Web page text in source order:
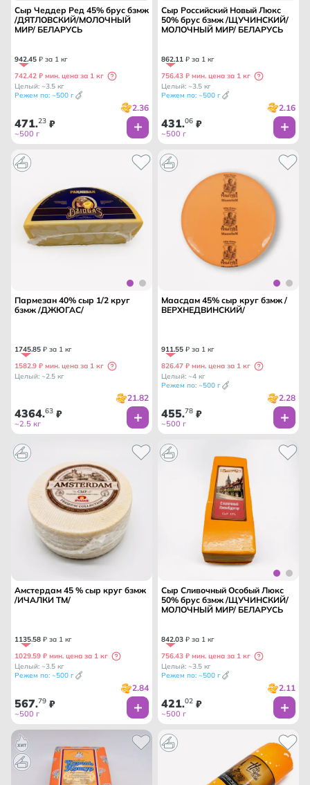
Сыр Чеддер Ред 45% брус бзмж
/ДЯТЛОВСКИЙ/МОЛОЧНЫЙ
МИР/ БЕЛАРУСЬ
942.45 ₽ за 1 кг
742.42 ₽ мин. цена за 1 кг
Целый: ~3.5 кг
Режем по: ~500 г
2.36
471.23 ₽
~500 г
Сыр Российский Новый Люкс
50% брус бзмж /ЩУЧИНСКИЙ/
МОЛОЧНЫЙ МИР/ БЕЛАРУСЬ
862.11 ₽ за 1 кг
756.43 ₽ мин. цена за 1 кг
Целый: ~3.5 кг
Режем по: ~500 г
2.16
431.06 ₽
~500 г
Пармезан 40% сыр 1/2 круг
бзмж /ДЖЮГАС/
1745.85 ₽ за 1 кг
1582.9 ₽ мин. цена за 1 кг
Целый: ~2.5 кг
21.82
4364.63 ₽
~2.5 кг
Маасдам 45% сыр круг бзмж /
ВЕРХНЕДВИНСКИЙ/
911.55 ₽ за 1 кг
826.47 ₽ мин. цена за 1 кг
Целый: ~4 кг
Режем по: ~500 г
2.28
455.78 ₽
~500 г
Амстердам 45 % сыр круг бзмж
/ИЧАЛКИ ТМ/
1135.58 ₽ за 1 кг
1029.59 ₽ мин. цена за 1 кг
Целый: ~3.5 кг
Режем по: ~500 г
2.84
567.79 ₽
~500 г
Сыр Сливочный Особый Люкс
50% брус бзмж /ЩУЧИНСКИЙ/
МОЛОЧНЫЙ МИР/ БЕЛАРУСЬ
842.03 ₽ за 1 кг
756.43 ₽ мин. цена за 1 кг
Целый: ~3.5 кг
Режем по: ~500 г
2.11
421.02 ₽
~500 г